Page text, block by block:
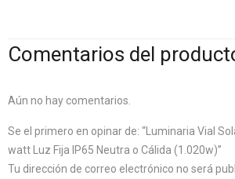
Comentarios del
Aún no hay comentarios.
Se el primero en opinar de: “Luminaria Vial
watt Luz Fija IP65 Neutra o Cálida (1.020w)”
Tu dirección de correo electrónico no será